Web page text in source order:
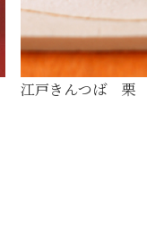
江戸きんつば 栗